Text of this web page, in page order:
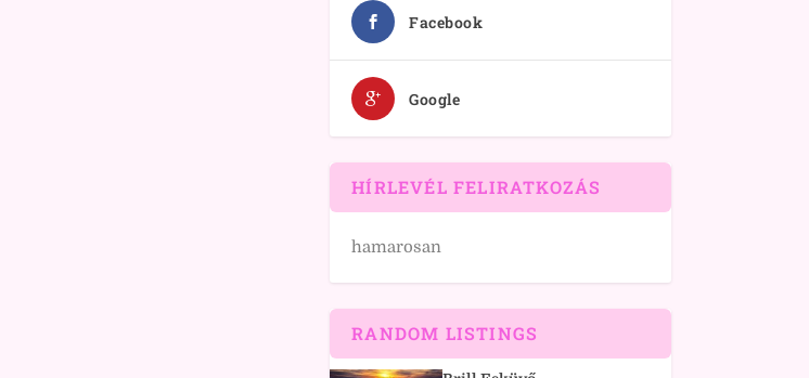
Facebook
Google
HÍRLEVÉL FELIRATKOZÁS
hamarosan
RANDOM LISTINGS